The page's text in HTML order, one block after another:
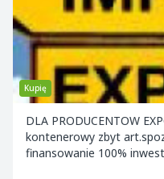
Kupię
DLA PRODUCENTOW
kontenerowy zbyt
finansowanie 100%